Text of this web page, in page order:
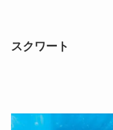
スクワート